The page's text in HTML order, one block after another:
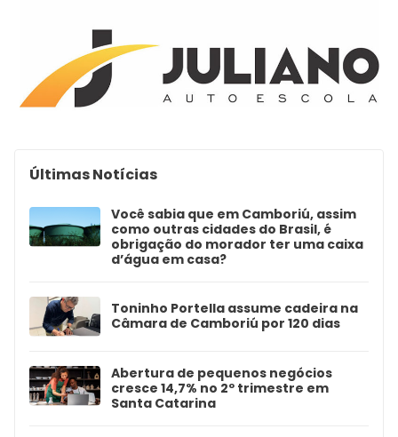
Últimas Notícias
Você sabia que em Camboriú, assim
como outras cidades do Brasil, é
obrigação do morador ter uma caixa
d’água em casa?
Toninho Portella assume cadeira na
Câmara de Camboriú por 120 dias
Abertura de pequenos negócios
cresce 14,7% no 2º trimestre em
Santa Catarina